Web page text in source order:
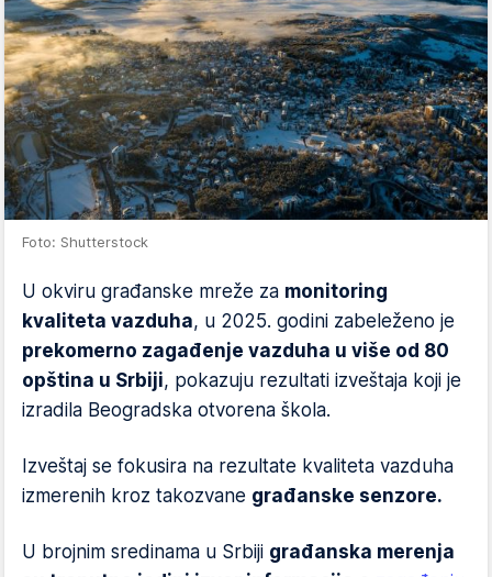
Foto: Shutterstock
U okviru građanske mreže za monitoring
kvaliteta vazduha, u 2025. godini zabeleženo je
prekomerno zagađenje vazduha u više od 80
opština u Srbiji, pokazuju rezultati izveštaja koji je
izradila Beogradska otvorena škola.
Izveštaj se fokusira na rezultate kvaliteta vazduha
izmerenih kroz takozvane građanske senzore.
U brojnim sredinama u Srbiji građanska merenja